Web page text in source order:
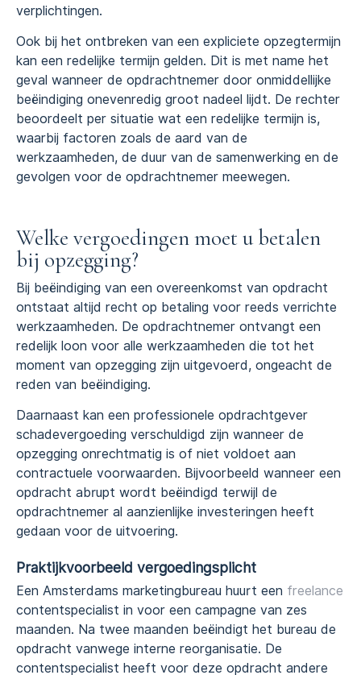
verplichtingen.
Ook bij het ontbreken van een expliciete opzegtermijn
kan een redelijke termijn gelden. Dit is met name het
geval wanneer de opdrachtnemer door onmiddellijke
beëindiging onevenredig groot nadeel lijdt. De rechter
beoordeelt per situatie wat een redelijke termijn is,
waarbij factoren zoals de aard van de
werkzaamheden, de duur van de samenwerking en de
gevolgen voor de opdrachtnemer meewegen.
Welke vergoedingen moet u betalen
bij opzegging?
Bij beëindiging van een overeenkomst van opdracht
ontstaat altijd recht op betaling voor reeds verrichte
werkzaamheden. De opdrachtnemer ontvangt een
redelijk loon voor alle werkzaamheden die tot het
moment van opzegging zijn uitgevoerd, ongeacht de
reden van beëindiging.
Daarnaast kan een professionele opdrachtgever
schadevergoeding verschuldigd zijn wanneer de
opzegging onrechtmatig is of niet voldoet aan
contractuele voorwaarden. Bijvoorbeeld wanneer een
opdracht abrupt wordt beëindigd terwijl de
opdrachtnemer al aanzienlijke investeringen heeft
gedaan voor de uitvoering.
Praktijkvoorbeeld vergoedingsplicht
Een Amsterdams marketingbureau huurt een freelance
contentspecialist in voor een campagne van zes
maanden. Na twee maanden beëindigt het bureau de
opdracht vanwege interne reorganisatie. De
contentspecialist heeft voor deze opdracht andere